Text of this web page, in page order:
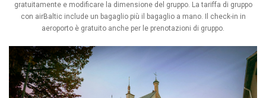
gratuitamente e modificare la dimensione del gruppo. La tariffa di gruppo
con airBaltic include un bagaglio più il bagaglio a mano. Il check-in in
aeroporto è gratuito anche per le prenotazioni di gruppo.